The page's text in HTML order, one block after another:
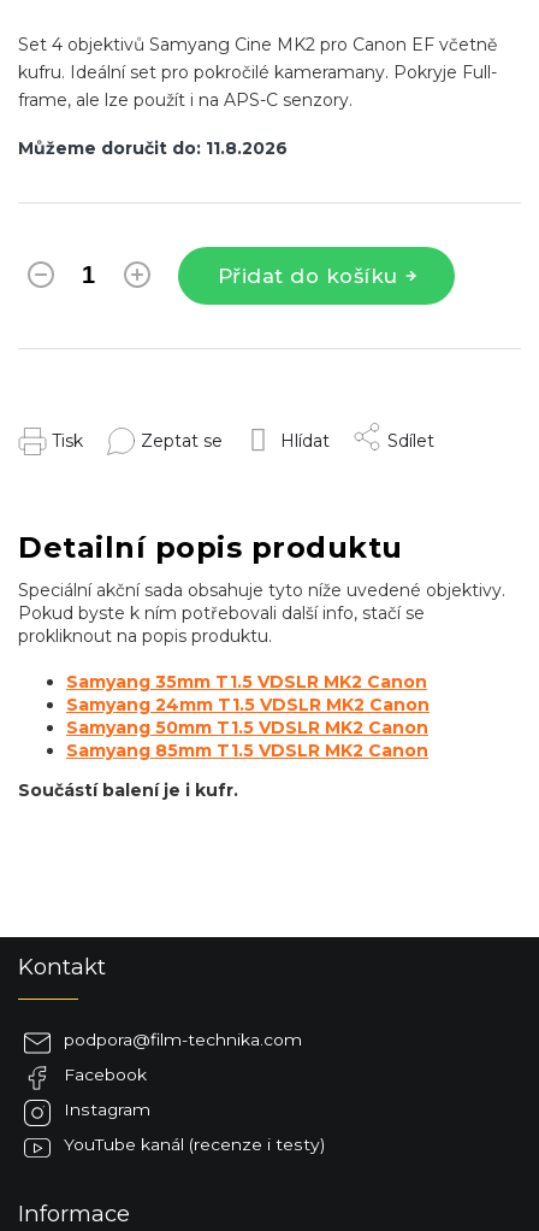
Můžeme doručit do: 11.8.2026
Přidat do košíku
Set 4 objektivů Samyang Cine MK2 pro Canon EF včetně
kufru. Ideální set pro pokročilé kameramany. Pokryje Full-
frame, ale lze použít i na APS-C senzory.
Tisk Zeptat se Hlídat Sdílet
Detailní popis produktu
Speciální akční sada obsahuje tyto níže uvedené objektivy.
Pokud byste k ním potřebovali další info, stačí se
prokliknout na popis produktu.
Samyang 35mm T1.5 VDSLR MK2 Canon
Samyang 24mm T1.5 VDSLR MK2 Canon
Samyang 50mm T1.5 VDSLR MK2 Canon
Samyang 85mm T1.5 VDSLR MK2 Canon
Součástí balení je i kufr.
Kontakt
podpora@film-technika.com
Facebook
Instagram
YouTube kanál (recenze i testy)
Informace